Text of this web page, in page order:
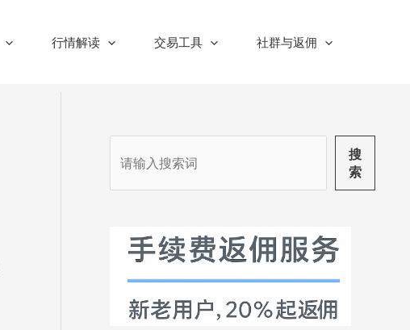
行情解读 交易工具 社群与返佣
搜
索